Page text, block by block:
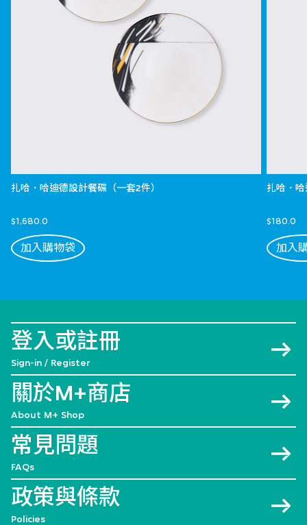
扎哈．哈迪德設計餐碟（一套2件）
$1,680.0
加入購物袋
扎哈．
$180.0
加入
登入或註冊
Sign-in / Register
關於M+商店
About M+ Shop
常見問題
FAQs
政策與條款
Policies